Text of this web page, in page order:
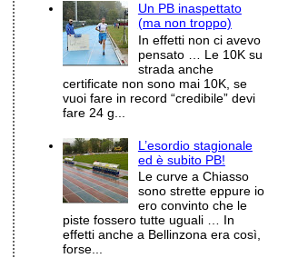
Un PB inaspettato
(ma non troppo)
In effetti non ci avevo
pensato … Le 10K su
strada anche
certificate non sono mai 10K, se
vuoi fare in record “credibile” devi
fare 24 g...
L’esordio stagionale
ed è subito PB!
Le curve a Chiasso
sono strette eppure io
ero convinto che le
piste fossero tutte uguali … In
effetti anche a Bellinzona era così,
forse...